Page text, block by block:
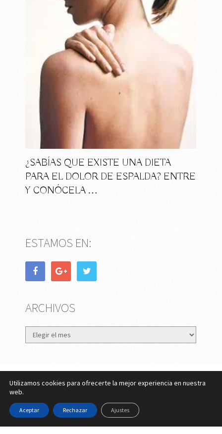
¿SABÍAS QUE EXISTE UNA DIETA
PARA EL DOLOR DE ESPALDA? ENTRE
Y CONÓCELA …
ESTAMOS EN:
ARCHIVOS
Archivos
eMujer.com
Copyright © 2026.
Contactar ||Datos Legales y Privacidad
Cookies
Utilizamos cookies para ofrecerte la mejor experiencia en nuestra
web.
Aceptar Rechazar Ajustes